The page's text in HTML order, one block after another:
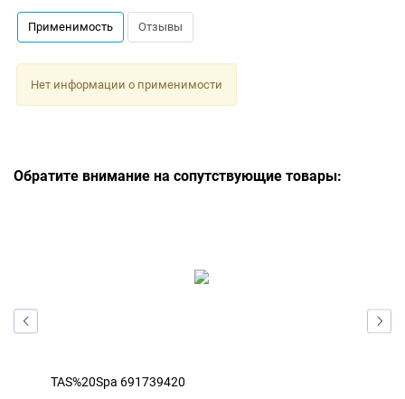
Применимость Отзывы
Нет информации о применимости
Обратите внимание на сопутствующие товары:
TAS%20Spa 691739420